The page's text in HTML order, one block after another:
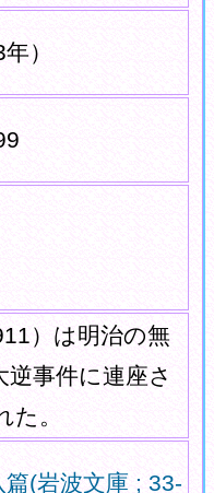
）
）は明治の無
逆事件に連座さ
た。
(岩波文庫 ; 33-